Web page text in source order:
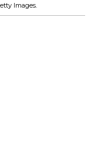
Images.